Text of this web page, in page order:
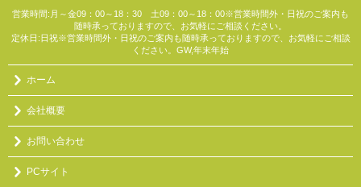
営業時間:月～金09：00～18：30 土09：00～18：00※営業時間外・日祝のご案内も
随時承っておりますので、お気軽にご相談ください。
定休日:日祝※営業時間外・日祝のご案内も随時承っておりますので、お気軽にご相談
ください。GW,年末年始
ホーム
会社概要
お問い合わせ
PCサイト